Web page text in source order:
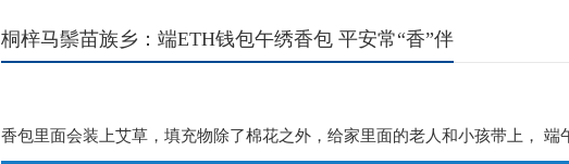
桐梓马鬃苗族乡：端ETH钱包午绣香包 平安常“香”伴
香包里面会装上艾草，填充物除了棉花之外，给家里面的老人和小孩带上， 端